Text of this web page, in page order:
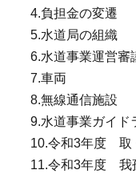
4.負担金の変遷
5.水道局の組織
6.水道事業運営審
7.車両
8.無線通信施設
9.水道事業ガイド
10.令和3年度 取
11.令和3年度 我